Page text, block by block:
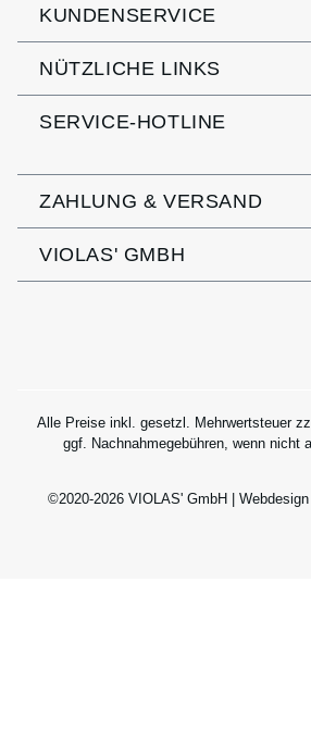
KUNDENSERVICE
NÜTZLICHE LINKS
SERVICE-HOTLINE
ZAHLUNG & VERSAND
VIOLAS' GMBH
Alle Preise inkl. gesetzl. Mehrwertsteuer
ggf. Nachnahmegebühren, wenn nicht
©2020-2026 VIOLAS' GmbH |